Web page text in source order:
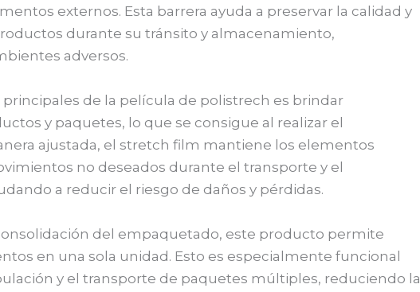
externos. Esta barrera ayuda a preservar la calidad y
durante su tránsito y almacenamiento,
adversos.
principales de la película de polistrech es brindar
y paquetes, lo que se consigue al realizar el
ajustada, el stretch film mantiene los elementos
no deseados durante el transporte y el
a reducir el riesgo de daños y pérdidas.
del empaquetado, este producto permite
en una sola unidad. Esto es especialmente funcional
y el transporte de paquetes múltiples, reduciendo la